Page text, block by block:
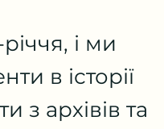
і ми
в історії
з архівів та